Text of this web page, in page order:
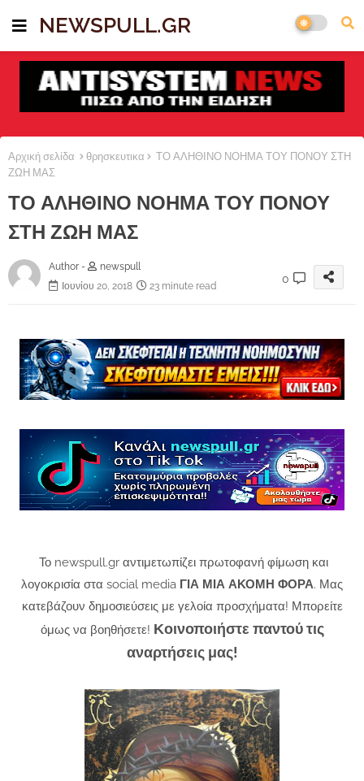
NEWSPULL.GR
Αρχική σελίδα θρησκευτικα
ΤΟ ΑΛΗΘΙΝΟ ΝΟΗΜΑ ΤΟΥ ΠΟΝΟΥ ΣΤΗ
ΖΩΗ ΜΑΣ
ΤΟ ΑΛΗΘΙΝΟ ΝΟΗΜΑ ΤΟΥ ΠΟΝΟΥ
ΣΤΗ ΖΩΗ ΜΑΣ
Author -
newspull
Ιουνίου 20, 2018
23 minute read
0
Το newspull.gr αντιμετωπίζει πρωτοφανή φίμωση και
λογοκρισία στα social media ΓΙΑ ΜΙΑ ΑΚΟΜΗ ΦΟΡΑ. Μας
κατεβάζουν δημοσιεύσεις με γελοία προσχήματα! Μπορείτε
όμως να βοηθήσετε! Κοινοποιήστε παντού τις
αναρτήσεις μας!